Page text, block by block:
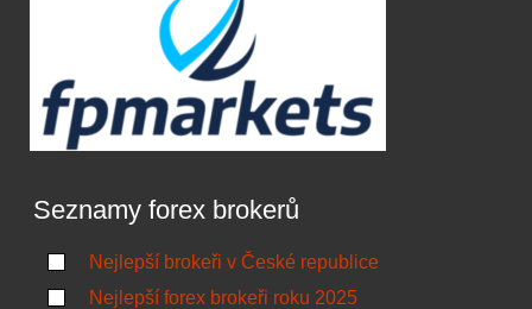
Seznamy forex brokerů
Nejlepší brokeři v České republice
Nejlepší forex brokeři roku 2025